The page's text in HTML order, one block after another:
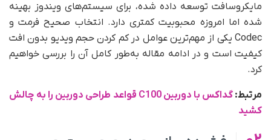
مایکروسافت توسعه داده شده، برای سیستم‌های ویندوز بهینه
شده اما امروزه محبوبیت کمتری دارد. انتخاب صحیح فرمت و
Codec یکی از مهم‌ترین عوامل در کم کردن حجم ویدیو بدون افت
کیفیت است و در ادامه مقاله به‌طور کامل آن را بررسی خواهیم
کرد.
مرتبط:
گداکس با دوربین C100 قواعد طراحی دوربین را به چالش
کشید